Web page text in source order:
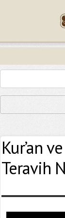
Kur’an
Teravih
Epostanız (*)
Yaşadığınız Hatanın